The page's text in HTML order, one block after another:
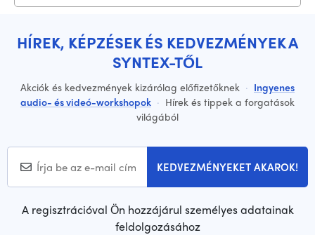
HÍREK, KÉPZÉSEK ÉS KEDVEZMÉNYEK A
SYNTEX-TŐL
Akciók és kedvezmények kizárólag előfizetőknek · Ingyenes
audio- és videó-workshopok · Hírek és tippek a forgatások
világából
KEDVEZMÉNYEKET AKAROK!
A regisztrációval Ön hozzájárul személyes adatainak
feldolgozásához